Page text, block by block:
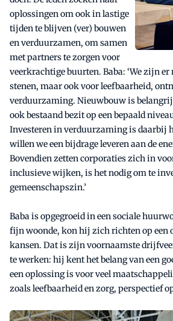
oplossingen om ook in lastige
tijden te blijven (ver) bouwen
en verduurzamen, om samen
met partners te zorgen voor
veerkrachtige buurten. Baba: ‘We zijn er
stenen, maar ook voor leefbaarheid,
verduurzaming. Nieuwbouw is
ook bestaand bezit op een bepaald
Investeren in verduurzaming is daarbij
willen we een bijdrage leveren aan de
Bovendien zetten corporaties zich in
inclusieve wijken, is het nodig om te
gemeenschapszin.’
Baba is opgegroeid in een sociale
fijn woonde, kon hij zich richten op een
kansen. Dat is zijn voornaamste
te werken: hij kent het belang van een
een oplossing is voor veel
zoals leefbaarheid en zorg, perspectief